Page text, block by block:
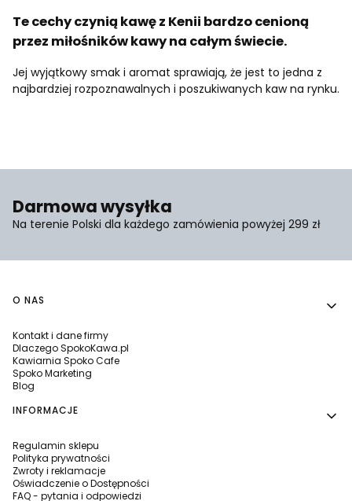
Te cechy czynią kawę z Kenii bardzo cenioną
przez miłośników kawy na całym świecie.
Jej wyjątkowy smak i aromat sprawiają, że jest to jedna z
najbardziej rozpoznawalnych i poszukiwanych kaw na rynku.
Darmowa wysyłka
Na terenie Polski dla każdego zamówienia powyżej 299 zł
Linki w stopce
O NAS
Kontakt i dane firmy
Dlaczego SpokoKawa.pl
Kawiarnia Spoko Cafe
Spoko Marketing
Blog
INFORMACJE
Regulamin sklepu
Polityka prywatności
Zwroty i reklamacje
Oświadczenie o Dostępności
FAQ - pytania i odpowiedzi